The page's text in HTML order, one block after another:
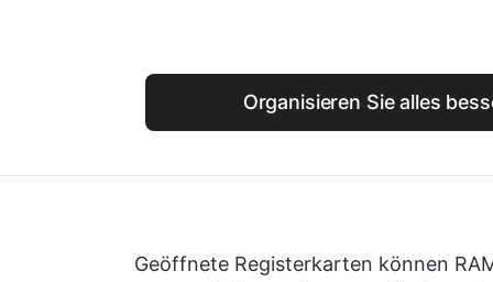
Organisieren Sie alles
Geöffnete Registerkarten können